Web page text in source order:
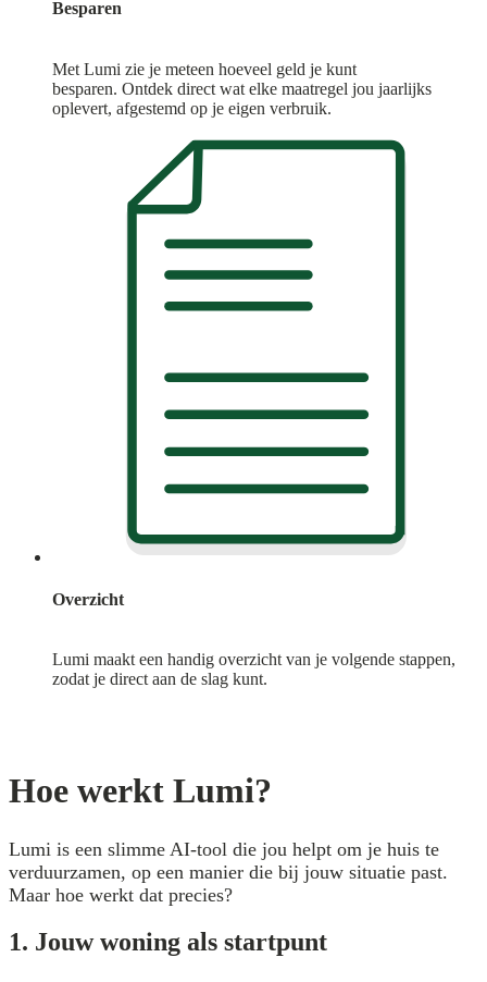
Besparen
Met Lumi zie je meteen hoeveel geld je kunt
besparen. Ontdek direct wat elke maatregel jou jaarlijks
oplevert, afgestemd op je eigen verbruik.
Overzicht
Lumi maakt een handig overzicht van je volgende stappen,
zodat je direct aan de slag kunt.
Hoe werkt Lumi?
Lumi is een slimme AI-tool die jou helpt om je huis te
verduurzamen, op een manier die bij jouw situatie past.
Maar hoe werkt dat precies?
1. Jouw woning als startpunt